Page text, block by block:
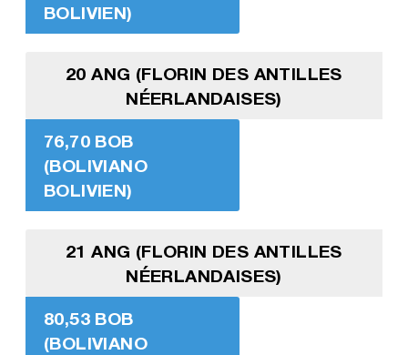
BOLIVIEN)
20 ANG (FLORIN DES ANTILLES
NÉERLANDAISES)
76,70 BOB
(BOLIVIANO
BOLIVIEN)
21 ANG (FLORIN DES ANTILLES
NÉERLANDAISES)
80,53 BOB
(BOLIVIANO